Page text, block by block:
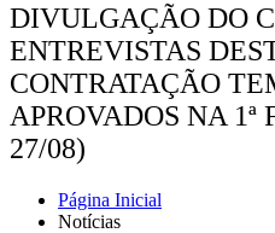
DIVULGAÇÃO DO
ENTREVISTAS
CONTRATAÇÃO
APROVADOS NA 1ª
27/08)
Página Inicial
Notícias